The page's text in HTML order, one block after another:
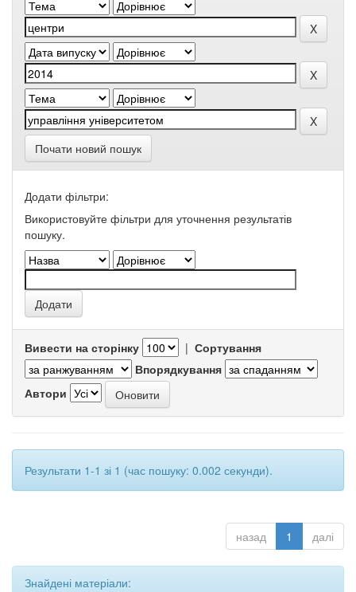
Почати новий пошук
Додати фільтри:
Використовуйте фільтри для уточнення результатів
пошуку.
Вивести на сторінку | Сортування
Впорядкування
Автори
Результати 1-1 зі 1 (час пошуку: 0.002 секунди).
назад 1 далі
Знайдені матеріали: